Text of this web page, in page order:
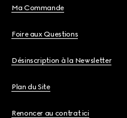
Ma Commande
Foire aux Questions
Désinscription à la Newsletter
Plan du Site
Renoncer au contrat ici